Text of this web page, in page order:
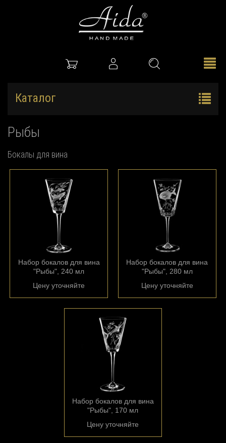
Каталог
Рыбы
Бокалы для вина
Набор бокалов для вина
"Рыбы", 240 мл
Цену уточняйте
Набор бокалов для вина
"Рыбы", 280 мл
Цену уточняйте
Набор бокалов для вина
"Рыбы", 170 мл
Цену уточняйте